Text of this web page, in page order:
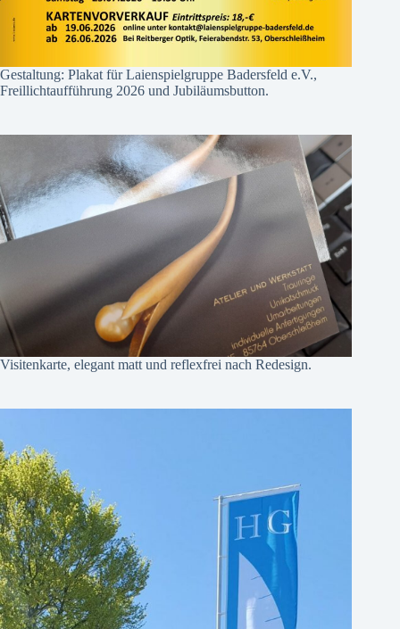
Gestaltung: Plakat für Laienspielgruppe Badersfeld e.V.,
Freillichtaufführung 2026 und Jubiläumsbutton.
Visitenkarte, elegant matt und reflexfrei nach Redesign.